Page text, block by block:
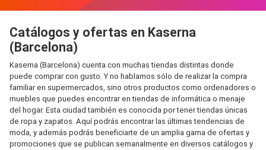
Catálogos y ofertas en Kaserna
(Barcelona)
Kaserna (Barcelona) cuenta con muchas tiendas distintas donde
puede comprar con gusto. Y no hablamos sólo de realizar la compra
familiar en supermercados, sino otros productos como ordenadores o
muebles que puedes encontrar en tiendas de informática o menaje
del hogar. Esta ciudad también es conocida por tener tiendas únicas
de ropa y zapatos. Aquí podrás encontrar las últimas tendencias de
moda, y además podrás beneficiarte de un amplia gama de ofertas y
promociones que se publican semanalmente en diversos catálogos y